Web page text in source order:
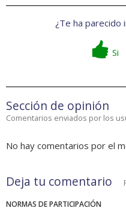
¿Te ha parecido
Si
Sección de opinión
Comentarios enviados por los
No hay comentarios por el
Deja tu comentario
NORMAS DE PARTICIPACIÓN